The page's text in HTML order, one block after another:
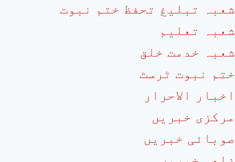
شعبہ تبلیغ تحفظ ختم نبوت
شعبہ تعلیم
شعبہ خدمت خلق
ختم نبوت ٹرسٹ
اخبار الاحرار
مرکزی خبریں
صوبائی خبریں